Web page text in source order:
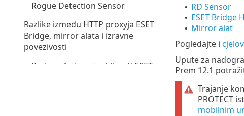
• RD Sensor
• ESET Bridge
• Mirror alat
Pogledajte i
Upute za
Prem 12.1
Trajanje
PROTECT
mobilnim